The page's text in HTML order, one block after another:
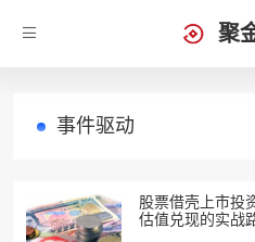
聚
事件驱动
股票借壳上市投
估值兑现的实战